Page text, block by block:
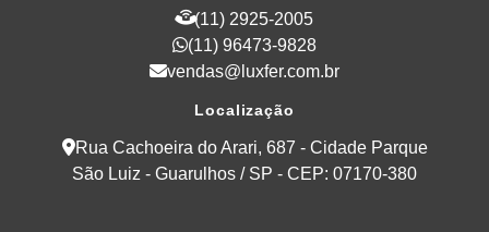
(11) 2925-2005
(11) 96473-9828
vendas@luxfer.com.br
Localização
Rua Cachoeira do Arari, 687 - Cidade Parque
São Luiz - Guarulhos / SP - CEP: 07170-380